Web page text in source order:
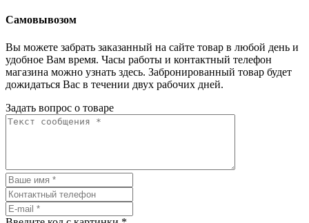
Самовывозом
Вы можете забрать заказанный на сайте товар в любой день и
удобное Вам время. Часы работы и контактный телефон
магазина можно узнать здесь. Забронированный товар будет
дожидаться Вас в течении двух рабочих дней.
Задать вопрос о товаре